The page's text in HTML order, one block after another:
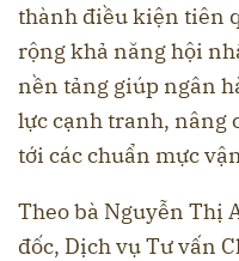
thành điều kiện tiên
rộng khả năng hội
nền tảng giúp ngân
lực cạnh tranh, nâng
tới các chuẩn mực
Theo bà Nguyễn Thị
đốc, Dịch vụ Tư vấn